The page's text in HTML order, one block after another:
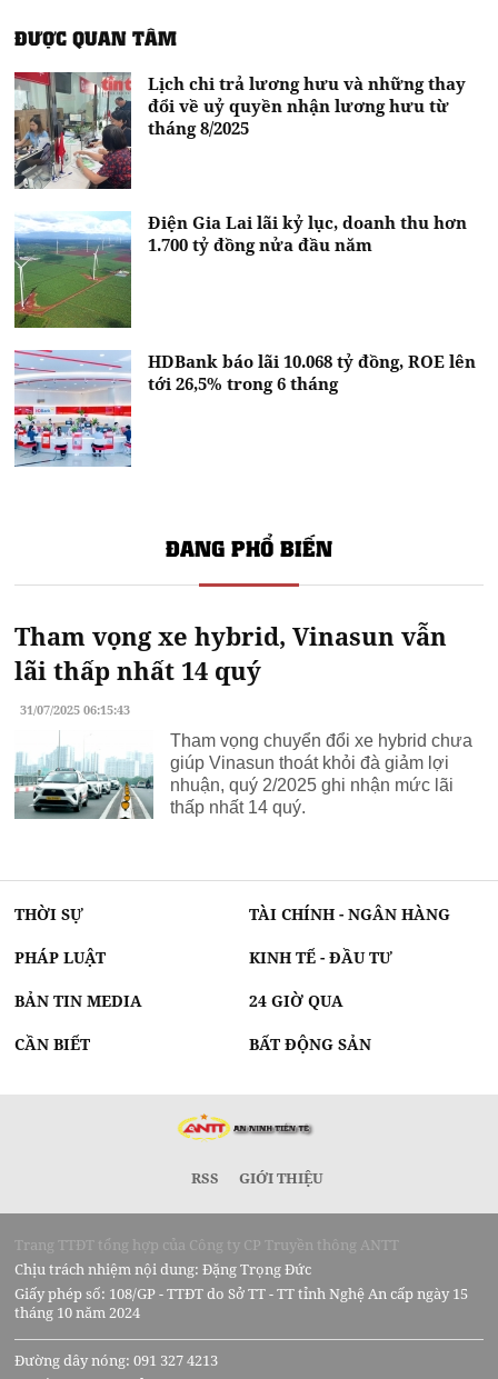
ĐƯỢC QUAN TÂM
Lịch chi trả lương hưu và những thay
đổi về uỷ quyền nhận lương hưu từ
tháng 8/2025
Điện Gia Lai lãi kỷ lục, doanh thu hơn
1.700 tỷ đồng nửa đầu năm
HDBank báo lãi 10.068 tỷ đồng, ROE lên
tới 26,5% trong 6 tháng
ĐANG PHỔ BIẾN
Tham vọng xe hybrid, Vinasun vẫn
lãi thấp nhất 14 quý
31/07/2025 06:15:43
Tham vọng chuyển đổi xe hybrid chưa
giúp Vinasun thoát khỏi đà giảm lợi
nhuận, quý 2/2025 ghi nhận mức lãi
thấp nhất 14 quý.
THỜI SỰ TÀI CHÍNH - NGÂN HÀNG
PHÁP LUẬT KINH TẾ - ĐẦU TƯ
BẢN TIN MEDIA 24 GIỜ QUA
CẦN BIẾT BẤT ĐỘNG SẢN
RSS GIỚI THIỆU
Trang TTĐT tổng hợp của Công ty CP Truyền thông ANTT
Chịu trách nhiệm nội dung: Đặng Trọng Đức
Giấy phép số: 108/GP - TTĐT do Sở TT - TT tỉnh Nghệ An cấp ngày 15
tháng 10 năm 2024
Đường dây nóng: 091 327 4213